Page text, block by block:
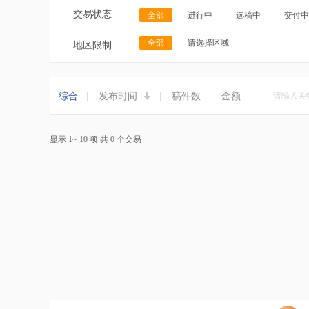
交易状态 全部 进行中 选稿中 交付中
地区限制 全部 请选择区域
综合 发布时间 稿件数 金额
显示 1~ 10 项 共 0 个交易